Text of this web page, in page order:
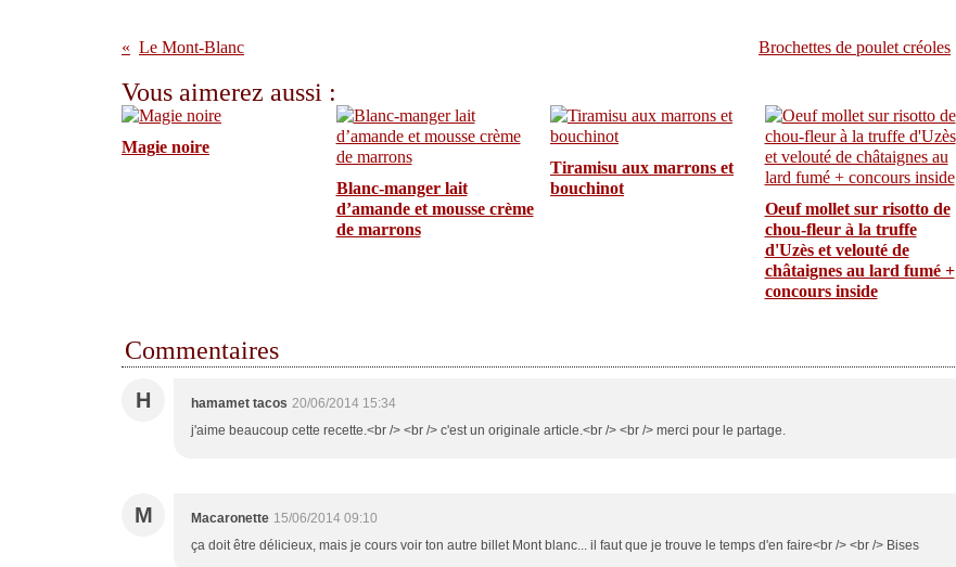
Le Mont-Blanc Brochettes de poulet créoles
Vous aimerez aussi :
Magie noire
Blanc-manger lait
d’amande et mousse crème
de marrons
Tiramisu aux marrons et
bouchinot
Oeuf mollet sur risotto de
chou-fleur à la truffe
d'Uzès et velouté de
châtaignes au lard fumé +
concours inside
Commentaires
H hamamet tacos 20/06/2014 15:34
j'aime beaucoup cette recette.<br /> <br /> c'est un originale article.<br /> <br /> merci pour le partage.
M Macaronette 15/06/2014 09:10
ça doit être délicieux, mais je cours voir ton autre billet Mont blanc... il faut que je trouve le temps d'en faire<br /> <br /> Bises